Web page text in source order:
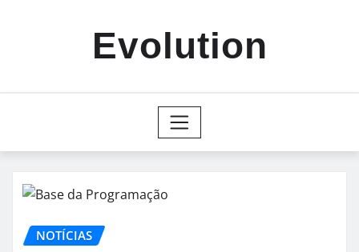
Evolution
NOTÍCIAS